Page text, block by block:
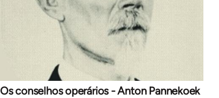
Os conselhos operários - Anton Pannekoek